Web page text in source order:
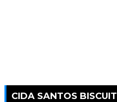
CIDA SANTOS BISCUIT